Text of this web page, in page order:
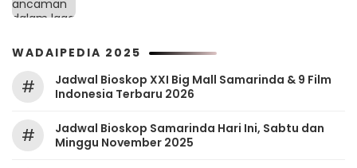
WADAIPEDIA 2025
#
Jadwal Bioskop XXI Big Mall Samarinda & 9 Film
Indonesia Terbaru 2026
#
Jadwal Bioskop Samarinda Hari Ini, Sabtu dan
Minggu November 2025